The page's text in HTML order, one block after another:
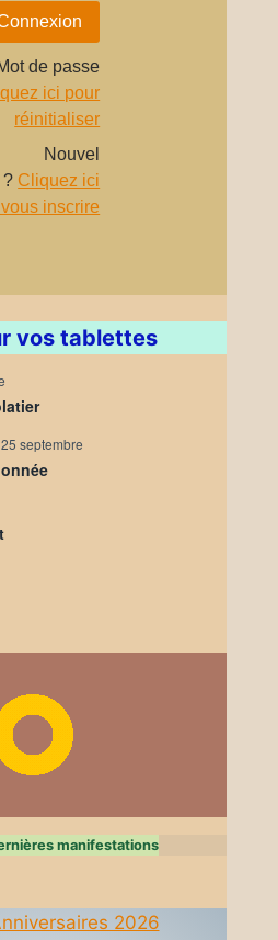
de passe
ici pour
réinitialiser
Nouvel
? Cliquez ici
inscrire
vos tablettes
25 septembre
manifestations
2026